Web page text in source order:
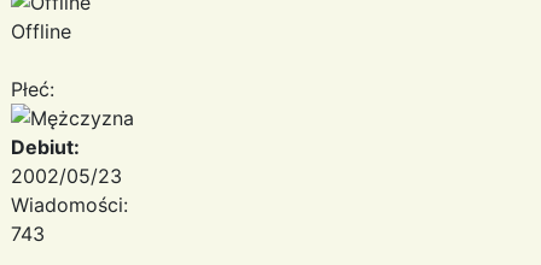
Offline
Płeć:
Debiut:
2002/05/23
Wiadomości:
743